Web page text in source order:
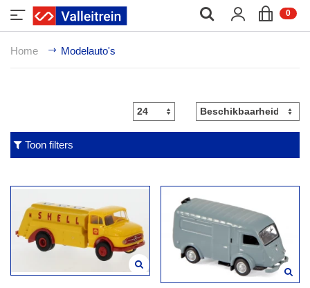
0;
Home Modelauto's
Toon filters